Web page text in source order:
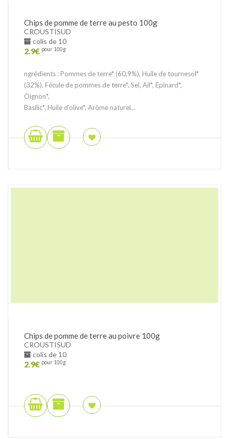
Chips de pomme de terre au pesto 100g
CROUSTISUD
colis de 10
2.9€ pour 100g
ngrédients : Pommes de terre* (60,9%), Huile de tournesol*
(32%), Fécule de pommes de terre*, Sel, Ail*, Epinard*,
Oignon*,
Basilic*, Huile d’olive*, Arôme naturel...
Chips de pomme de terre au poivre 100g
CROUSTISUD
colis de 10
2.9€ pour 100g